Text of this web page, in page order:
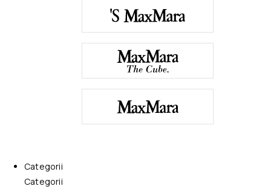
Categorii
Categorii